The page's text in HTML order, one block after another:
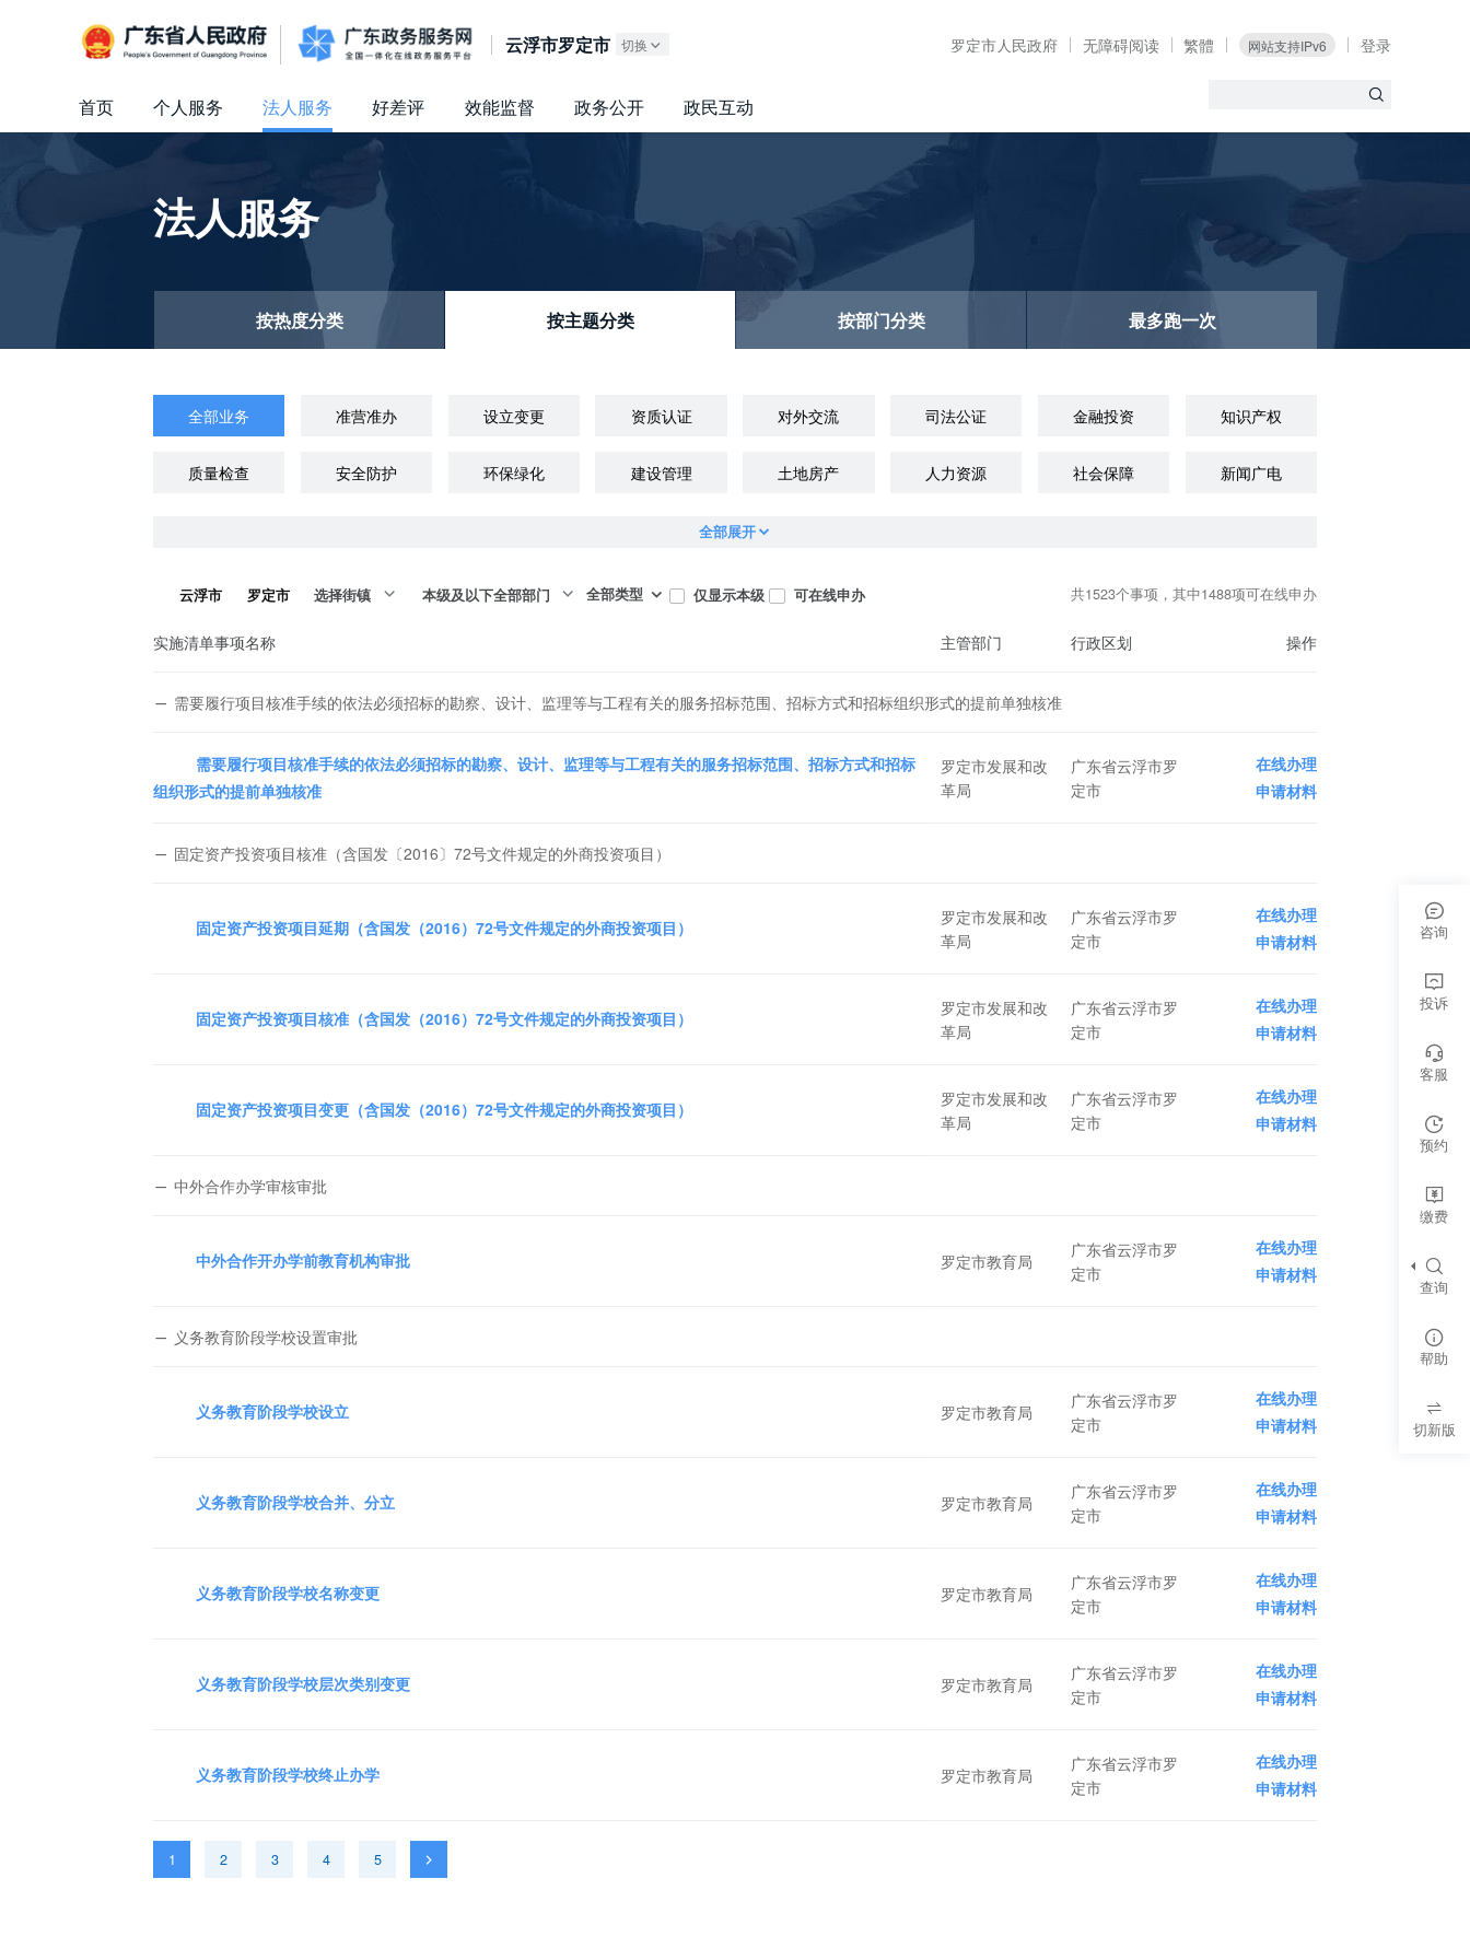
留言信箱
建言献策
信访相关法规
便民服务
百姓论坛
政府热线
网上调查
在线访谈
法律服务
领导信箱
未加载图片
政务微博
网络问政
意见征集
部门信箱
信访常见问题
信件回复
网上举报
公众监督
我要留言
广东省人民政府 广东政务服务网
云浮市罗定市 切换 罗定市人民政府 无障碍阅读 繁體 网站支持IPv6 登录
首页 个人服务 法人服务 好差评 效能监督 政务公开 政民互动
法人服务
按热度分类 按主题分类 按部门分类 最多跑一次
全部业务 准营准办 设立变更 资质认证 对外交流 司法公证 金融投资 知识产权
质量检查 安全防护 环保绿化 建设管理 土地房产 人力资源 社会保障 新闻广电
全部展开
云浮市 罗定市 选择街镇 本级及以下全部部门 全部类型 仅显示本级 可在线申办 共1523个事项，其中1488项可在线申办
实施清单事项名称 主管部门 行政区划 操作
需要履行项目核准手续的依法必须招标的勘察、设计、监理等与工程有关的服务招标范围、招标方式和招标组织形式的提前单独核准
需要履行项目核准手续的依法必须招标的勘察、设计、监理等与工程有关的服务招标范围、招标方式和招标
组织形式的提前单独核准
罗定市发展和改
革局
广东省云浮市罗
定市
在线办理
申请材料
固定资产投资项目核准（含国发〔2016〕72号文件规定的外商投资项目）
固定资产投资项目延期（含国发（2016）72号文件规定的外商投资项目）
罗定市发展和改
革局
广东省云浮市罗
定市
在线办理
申请材料
固定资产投资项目核准（含国发（2016）72号文件规定的外商投资项目）
罗定市发展和改
革局
广东省云浮市罗
定市
在线办理
申请材料
固定资产投资项目变更（含国发（2016）72号文件规定的外商投资项目）
罗定市发展和改
革局
广东省云浮市罗
定市
在线办理
申请材料
中外合作办学审核审批
中外合作开办学前教育机构审批 罗定市教育局
广东省云浮市罗
定市
在线办理
申请材料
义务教育阶段学校设置审批
义务教育阶段学校设立 罗定市教育局
广东省云浮市罗
定市
在线办理
申请材料
义务教育阶段学校合并、分立 罗定市教育局
广东省云浮市罗
定市
在线办理
申请材料
义务教育阶段学校名称变更 罗定市教育局
广东省云浮市罗
定市
在线办理
申请材料
义务教育阶段学校层次类别变更 罗定市教育局
广东省云浮市罗
定市
在线办理
申请材料
义务教育阶段学校终止办学 罗定市教育局
广东省云浮市罗
定市
在线办理
申请材料
1 2 3 4 5
咨询
投诉
客服
预约
缴费
查询
帮助
切新版